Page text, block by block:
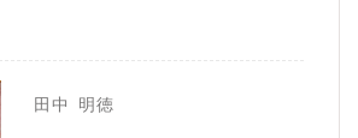
田中 明徳